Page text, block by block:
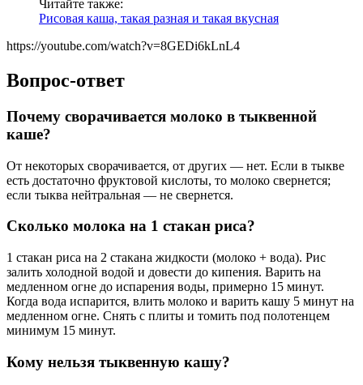
Читайте также:
Рисовая каша, такая разная и такая вкусная
https://youtube.com/watch?v=8GEDi6kLnL4
Вопрос-ответ
Почему сворачивается молоко в тыквенной
каше?
От некоторых сворачивается, от других — нет. Если в тыкве
есть достаточно фруктовой кислоты, то молоко свернется;
если тыква нейтральная — не свернется.
Сколько молока на 1 стакан риса?
1 стакан риса на 2 стакана жидкости (молоко + вода). Рис
залить холодной водой и довести до кипения. Варить на
медленном огне до испарения воды, примерно 15 минут.
Когда вода испарится, влить молоко и варить кашу 5 минут на
медленном огне. Снять с плиты и томить под полотенцем
минимум 15 минут.
Кому нельзя тыквенную кашу?